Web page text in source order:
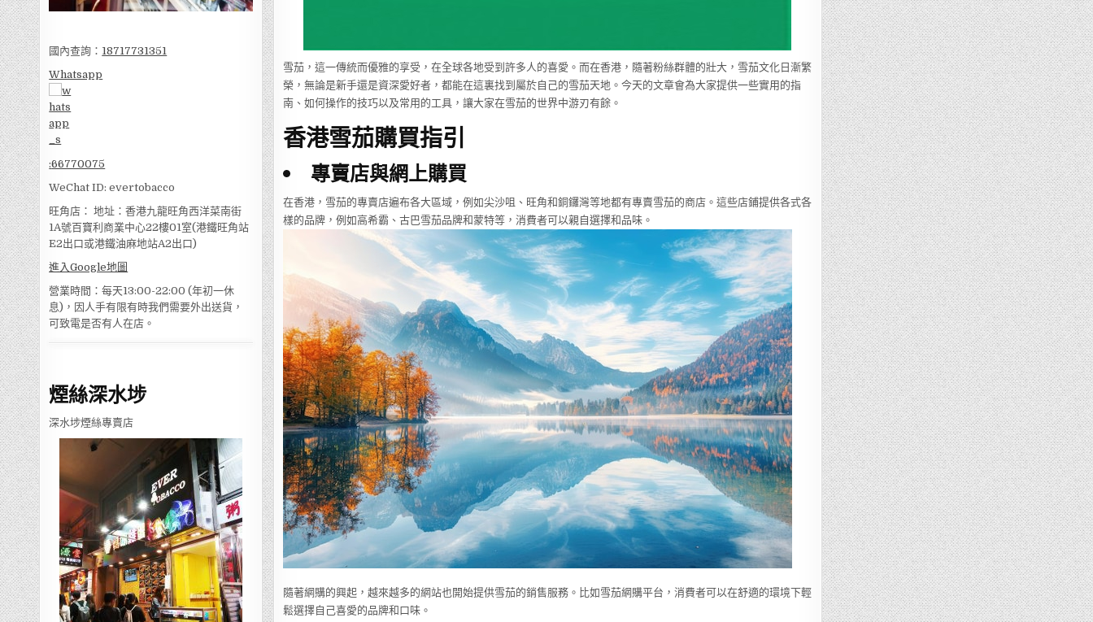
國內查詢： 18717731351
Whatsapp
:66770075
WeChat ID: evertobacco
旺角店： 地址：香港九龍旺角西洋菜南街
1A號百寶利商業中心22樓01室(港鐵旺角站
E2出口或港鐵油麻地站A2出口)
進入Google地圖
營業時間：每天13:00-22:00 (年初一休
息)，因人手有限有時我們需要外出送貨，
可致電是否有人在店。
煙絲深水埗
深水埗煙絲專賣店
雪茄，這一傳統而優雅的享受，在全球各地受到許多人的喜愛。而在香港，隨著粉絲群體的壯大，雪茄文化日漸繁
榮，無論是新手還是資深愛好者，都能在這裏找到屬於自己的雪茄天地。今天的文章會為大家提供一些實用的指
南、如何操作的技巧以及常用的工具，讓大家在雪茄的世界中游刃有餘。
香港雪茄購買指引
專賣店與網上購買
在香港，雪茄的專賣店遍布各大區域，例如尖沙咀、旺角和銅鑼灣等地都有專賣雪茄的商店。這些店鋪提供各式各
樣的品牌，例如高希霸、古巴雪茄品牌和蒙特等，消費者可以親自選擇和品味。
隨著網購的興起，越來越多的網站也開始提供雪茄的銷售服務。比如雪茄網購平台，消費者可以在舒適的環境下輕
鬆選擇自己喜愛的品牌和口味。